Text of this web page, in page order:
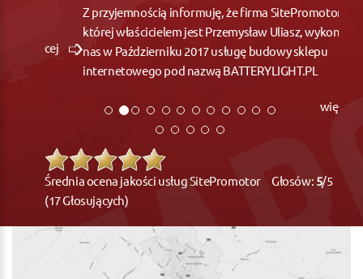
Z przyjemnością informuję, że firma SitePromotor,
której właścicielem jest Przemysław Uliasz, wykonała dla
nas w Październiku 2017 usługę budowy sklepu
internetowego pod nazwą BATTERYLIGHT.PL
Średnia ocena jakości usług SitePromotor Głosów: 5/5
(17 Głosujących)